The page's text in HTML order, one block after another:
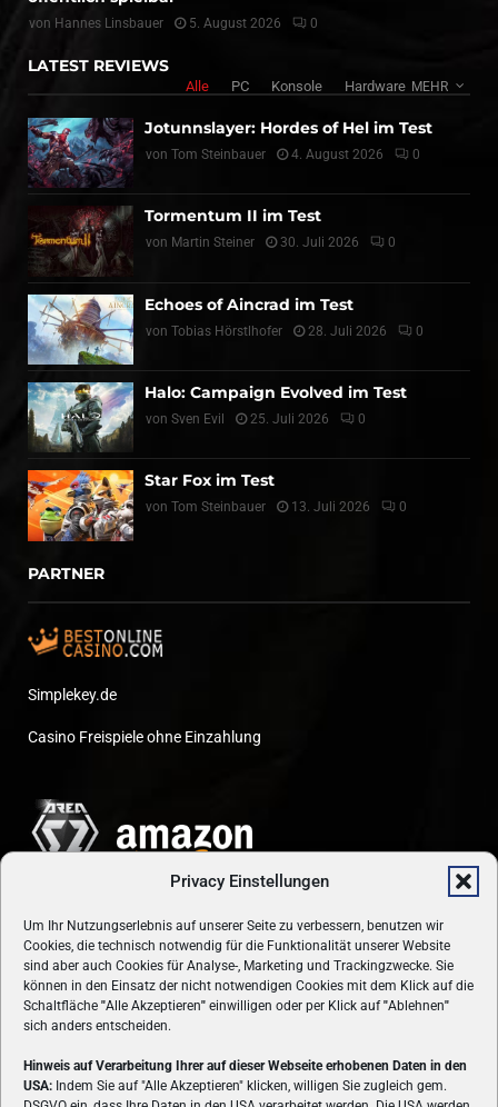
Privacy Einstellungen
Um Ihr Nutzungserlebnis auf unserer Seite zu verbessern, benutzen wir
Cookies, die technisch notwendig für die Funktionalität unserer Website
sind aber auch Cookies für Analyse-, Marketing und Trackingzwecke. Sie
können in den Einsatz der nicht notwendigen Cookies mit dem Klick auf die
Schaltfläche "Alle Akzeptieren" einwilligen oder per Klick auf"Ablehnen"
sich anders entscheiden.
Hinweis auf Verarbeitung Ihrer auf dieser Webseite erhobenen Daten in den
USA: Indem Sie auf "Alle Akzeptieren" klicken, willigen Sie zugleich gem.
von Hannes Linsbauer 5. August 2026 0
LATEST REVIEWS
Alle PC Konsole Hardware MEHR
Jotunnslayer: Hordes of Hel im Test
von Tom Steinbauer 4. August 2026 0
Tormentum II im Test
von Martin Steiner 30. Juli 2026 0
Echoes of Aincrad im Test
von Tobias Hörstlhofer 28. Juli 2026 0
Halo: Campaign Evolved im Test
von Sven Evil 25. Juli 2026 0
Star Fox im Test
von Tom Steinbauer 13. Juli 2026 0
PARTNER
Simplekey.de
Casino Freispiele ohne Einzahlung
ÜBER UNS